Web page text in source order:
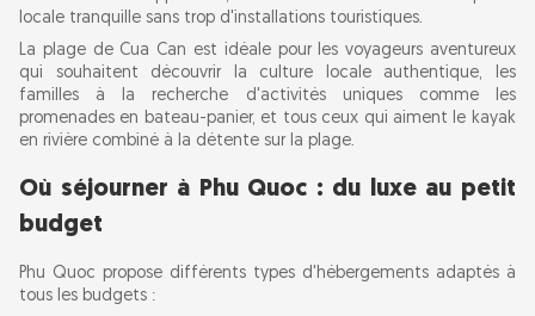
locale tranquille sans trop d'installations touristiques.
La plage de Cua Can est idéale pour les voyageurs aventureux
qui souhaitent découvrir la culture locale authentique, les
familles à la recherche d'activités uniques comme les
promenades en bateau-panier, et tous ceux qui aiment le kayak
en rivière combiné à la détente sur la plage.
Où séjourner à Phu Quoc : du luxe au petit
budget
Phu Quoc propose différents types d'hébergements adaptés à
tous les budgets :